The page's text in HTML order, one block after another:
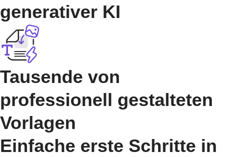
generativer KI
Tausende von
professionell gestalteten
Vorlagen
Einfache erste Schritte in